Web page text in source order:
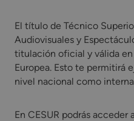
El título de Técnico
Audiovisuales y
titulación oficial y válida en
Europea. Esto te permitirá
nivel nacional como
En CESUR podrás